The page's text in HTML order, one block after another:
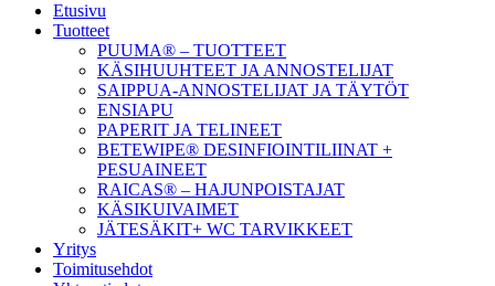
Etusivu
Tuotteet
PUUMA® – TUOTTEET
KÄSIHUUHTEET JA ANNOSTELIJAT
SAIPPUA-ANNOSTELIJAT JA TÄYTÖT
ENSIAPU
PAPERIT JA TELINEET
BETEWIPE® DESINFIOINTILIINAT +
PESUAINEET
RAICAS® – HAJUNPOISTAJAT
KÄSIKUIVAIMET
JÄTESÄKIT+ WC TARVIKKEET
Yritys
Toimitusehdot